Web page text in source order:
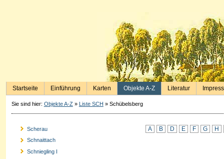
Startseite Einführung Karten Objekte A-Z Literatur
Sie sind hier: Objekte A-Z» Liste SCH » Schübelsberg
Scherau
Schnaittach
Schniegling I
A B D E F G H